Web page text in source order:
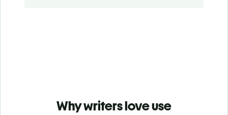
Why writers love use